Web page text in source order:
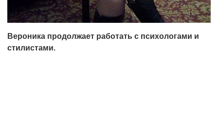
Вероника продолжает работать с психологами и
стилистами.